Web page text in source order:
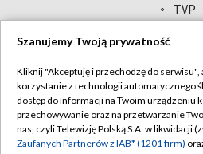
TVP
Abonament
Biuro
Oferta
Telegazeta
Regulamin
Moje
Biuro
Szanujemy Twoją prywatność
Kliknij "Akceptuję i przechodzę do serwisu",
korzystanie z technologii automatycznego
dostęp do informacji na Twoim urządzeniu
przechowywanie oraz na przetwarzanie
nas, czyli Telewizję Polską S.A. w likwidacji
Zaufanych Partnerów z IAB* (1201 firm)